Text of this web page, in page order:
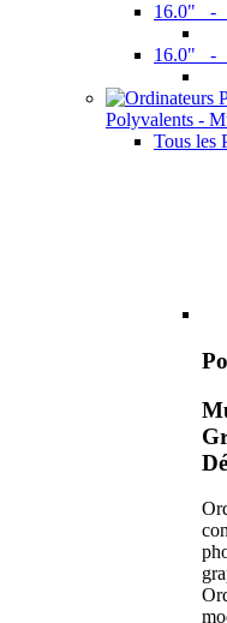
16.0" -
16.0" -
Polyvalents -
Tous les